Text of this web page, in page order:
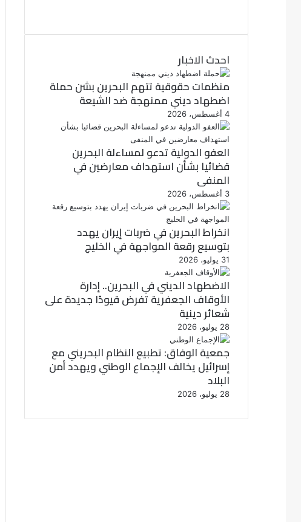
ب
ك
ي
ر
احدث الاخبار
منظمات حقوقية تتهم البحرين بشن حملة
اضطهاد ديني ممنهجة ضد الشيعة
4 أغسطس، 2026
العفو الدولية تدعو لمساءلة البحرين
قضائيا بشأن استهداف معارضين في
المنفى
3 أغسطس، 2026
انخراط البحرين في ضربات إيران يهدد
بتوسيع رقعة المواجهة في الخليج
31 يوليو، 2026
الاضطهاد الديني في البحرين.. إدارة
الأوقاف الجعفرية تفرض قيودًا جديدة على
شعائر دينية
28 يوليو، 2026
جمعية الوفاق: تطبيع النظام البحريني مع
إسرائيل يخالف الإجماع الوطني ويهدد أمن
البلاد
28 يوليو، 2026